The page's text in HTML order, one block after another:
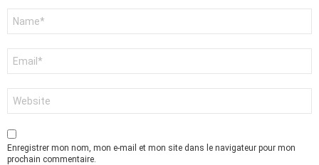
mail
*
web
Enregistrer mon nom, mon e-mail et mon site dans le navigateur pour mon
prochain commentaire.